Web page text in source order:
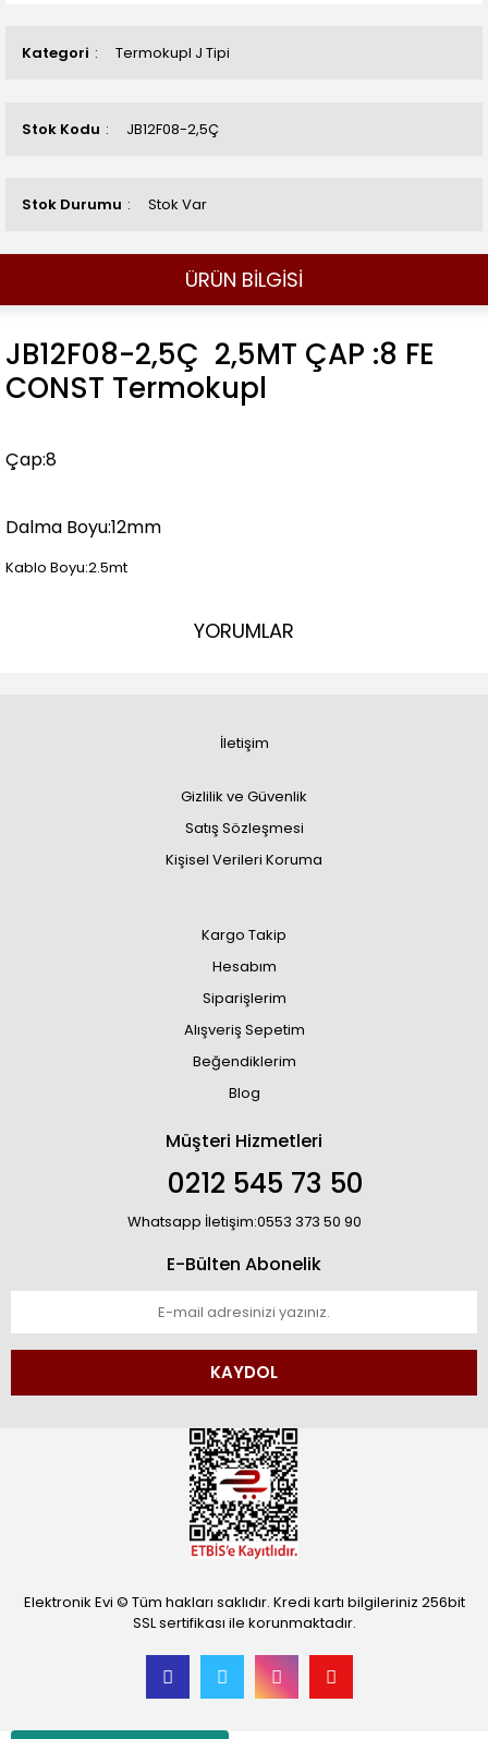
Kategori Termokupl J Tipi
Stok Kodu JB12F08-2,5Ç
Stok Durumu Stok Var
ÜRÜN BİLGİSİ
JB12F08-2,5Ç 2,5MT ÇAP :8 FE
CONST Termokupl
Çap:8
Dalma Boyu:12mm
Kablo Boyu:2.5mt
YORUMLAR
İletişim
Gizlilik ve Güvenlik
Satış Sözleşmesi
Kişisel Verileri Koruma
Kargo Takip
Hesabım
Siparişlerim
Alışveriş Sepetim
Beğendiklerim
Blog
Müşteri Hizmetleri
0212 545 73 50
Whatsapp İletişim:0553 373 50 90
E-Bülten Abonelik
KAYDOL
Elektronik Evi © Tüm hakları saklıdır. Kredi kartı bilgileriniz 256bit
SSL sertifikası ile korunmaktadır.